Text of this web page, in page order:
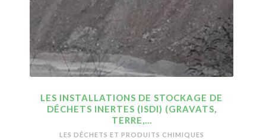
LES INSTALLATIONS DE STOCKAGE DE
DÉCHETS INERTES (ISDI) (GRAVATS,
TERRE,…
LES DÉCHETS ET PRODUITS CHIMIQUES